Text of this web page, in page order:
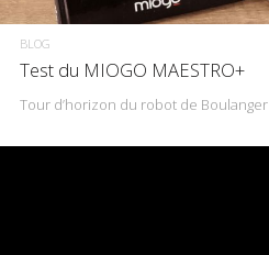
BLOG
Test du MIOGO MAESTRO+
Tour d’horizon du robot de Boulanger